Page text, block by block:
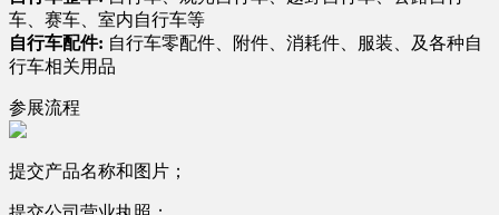
车、赛车、室内自行车等
自行车配件: 自行车零配件、附件、消耗件、服装、及各种自
行车相关用品
参展流程
提交产品名称和图片；